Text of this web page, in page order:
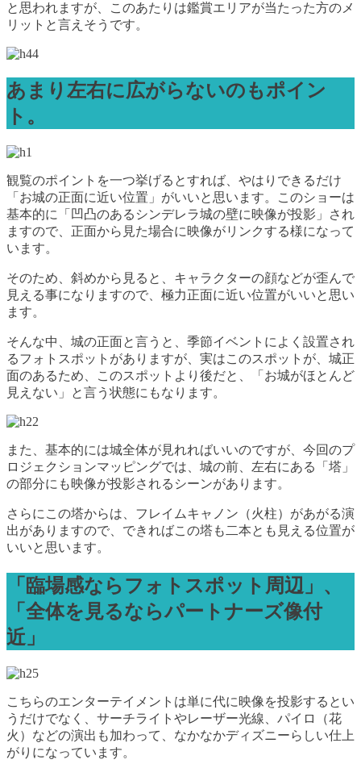
と思われますが、このあたりは鑑賞エリアが当たった方のメ
リットと言えそうです。
あまり左右に広がらないのもポイン
ト。
観覧のポイントを一つ挙げるとすれば、やはりできるだけ
「お城の正面に近い位置」がいいと思います。このショーは
基本的に「凹凸のあるシンデレラ城の壁に映像が投影」され
ますので、正面から見た場合に映像がリンクする様になって
います。
そのため、斜めから見ると、キャラクターの顔などが歪んで
見える事になりますので、極力正面に近い位置がいいと思い
ます。
そんな中、城の正面と言うと、季節イベントによく設置され
るフォトスポットがありますが、実はこのスポットが、城正
面のあるため、このスポットより後だと、「お城がほとんど
見えない」と言う状態にもなります。
また、基本的には城全体が見れればいいのですが、今回のプ
ロジェクションマッピングでは、城の前、左右にある「塔」
の部分にも映像が投影されるシーンがあります。
さらにこの塔からは、フレイムキャノン（火柱）があがる演
出がありますので、できればこの塔も二本とも見える位置が
いいと思います。
「臨場感ならフォトスポット周辺」、
「全体を見るならパートナーズ像付
近」
こちらのエンターテイメントは単に代に映像を投影するとい
うだけでなく、サーチライトやレーザー光線、パイロ（花
火）などの演出も加わって、なかなかディズニーらしい仕上
がりになっています。